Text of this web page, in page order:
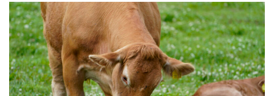
t
i
o
n